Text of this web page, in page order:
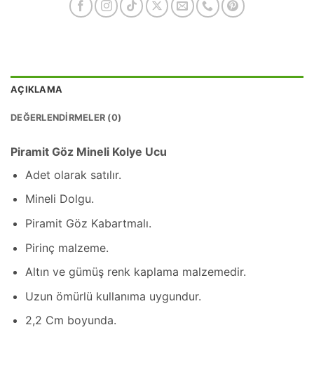
AÇIKLAMA
DEĞERLENDIRMELER (0)
Piramit Göz Mineli Kolye Ucu
Adet olarak satılır.
Mineli Dolgu.
Piramit Göz Kabartmalı.
Pirinç malzeme.
Altın ve gümüş renk kaplama malzemedir.
Uzun ömürlü kullanıma uygundur.
2,2 Cm boyunda.